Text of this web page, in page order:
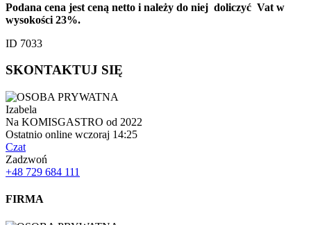
Podana cena jest ceną netto i należy do niej doliczyć Vat w
wysokości 23%.
ID 7033
SKONTAKTUJ SIĘ
Izabela
Na KOMISGASTRO od 2022
Ostatnio online wczoraj 14:25
Czat
Zadzwoń
+48 729 684 111
FIRMA